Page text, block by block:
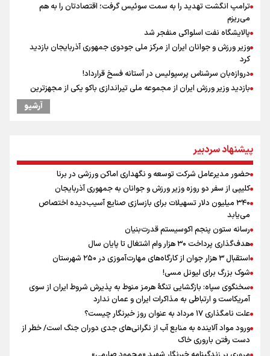
ترامپ انگشت تهدید را به سمت سوئیس گرفت؛ اقتصادتان را به هم
می‌ریزم
پالایشگاه نفت اسلواکی منفجر شد
وزیر ورزش و جوانان ایران از مرکز ملی جودوی جمهوری آذربایجان بازدید
کرد
دروازه‌بان سرشناس پرسپولیس در آستانه فسخ قرارداد!
بازدید وزیر ورزش ایران از مجموعه ملی تیراندازی باکو یکی از مجهزترین
پزشکیان: مذاکره به معنای تسلیم نیست/ دولت برای خدمت به مردم
عمان بر سر تنگه هرمز
یمن، ایستاده در برابر تحریم و تجاوز
پیش بینی نرخ ارز، طلا و سکه شنبه ۱۷مرداد/ طلا و دلار در آستانه یک تغییر
مهم
همتی: اظهارات جدید آمریکا با ادعاهای قبلی سازگار نیست
افزایش شمار شهدای لبنان به چهار هزار و ۳۳۵ شهید
آرشیو
پیشنهاد سردبیر
حضور مدیرعامل شرکت توسعه و نگهداری اماکن ورزشی در برنا
کلیپی از سفر دو روزه وزیر ورزش و جوانان به جمهوری آذربایجان
۳۴۰ میلیون دلار تسهیلات برای بازسازی صنایع آسیب‌دیده اختصاص
می‌یابد
رسانه ستون پنجم اکوسیستم قدرت‌بنیان
هدف‌گذاری پرداخت ۳۰ هزار وام اشتغال تا پایان سال
استقبال ۳ هزار جوان از کارگاه‌های مهارت‌آموزی در ۲۵۰ شهرستان
شوک بزرگ برای لیونل مسی!
سخنگوی سپاه: بازگشایی تنگۀ هرمز منوط به پذیرش شروط ایران از سوی
آمریکاست و ارتباطی به مذاکرات ایران و عمان ندارد
علت نامگذاری ۱۷ مرداد به عنوان روز خبرنگار چیست؟
ورود مواد آلاینده به منابع آب از نگرانی‌های جدی دوران جنگ است/ خطر از
دست رفتن باروری خاک